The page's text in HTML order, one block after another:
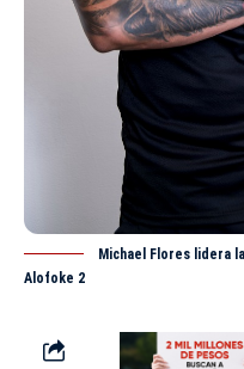
Michael Flores lidera
Alofoke 2